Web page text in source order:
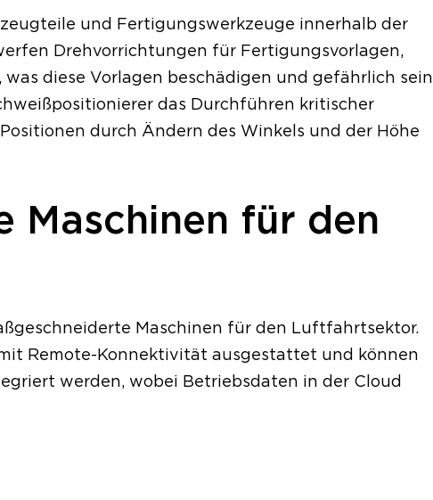
und Fertigungswerkzeuge innerhalb der
Drehvorrichtungen für Fertigungsvorlagen,
diese Vorlagen beschädigen und gefährlich sein
das Durchführen kritischer
durch Ändern des Winkels und der Höhe
Maschinen für den
Maschinen für den Luftfahrtsektor.
Remote-Konnektivität ausgestattet und können
werden, wobei Betriebsdaten in der Cloud